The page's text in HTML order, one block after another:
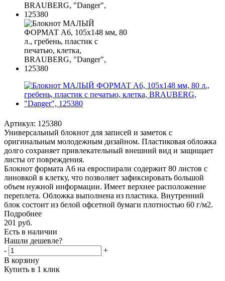
Артикул: 125380
Универсальный блокнот для записей и заметок с
оригинальным молодежным дизайном. Пластиковая обложка
долго сохраняет привлекательный внешний вид и защищает
листы от повреждения.
Блокнот формата А6 на евроспирали содержит 80 листов с
линовкой в клетку, что позволяет зафиксировать большой
объем нужной информации. Имеет верхнее расположение
переплета. Обложка выполнена из пластика. Внутренний
блок состоит из белой офсетной бумаги плотностью 60 г/м2.
Подробнее
201 руб.
Есть в наличии
Нашли дешевле?
-
+
В корзину
Купить в 1 клик